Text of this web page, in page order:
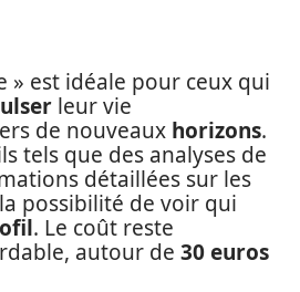
» est idéale pour ceux qui
leur vie
de nouveaux horizons.
tels que des analyses de
détaillées sur les
possibilité de voir qui
. Le coût reste
autour de 30 euros